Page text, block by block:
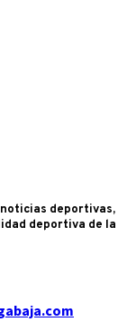
noticias deportivas,
deportiva de la